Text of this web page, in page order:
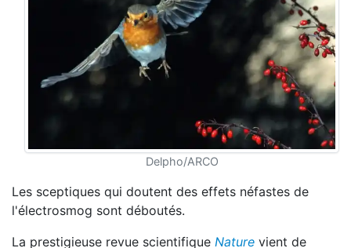
Delpho/ARCO
Les sceptiques qui doutent des effets néfastes de
l'électrosmog sont déboutés.
La prestigieuse revue scientifique Nature vient de